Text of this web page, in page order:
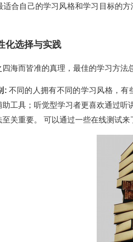
适合自己的学习风格和学习目标的
化选择与实践
海而皆准的真理，最佳的学习方法
: 不同的人拥有不同的学习风格，有
工具；听觉型学习者更喜欢通过
关重要。 可以通过一些在线测试来